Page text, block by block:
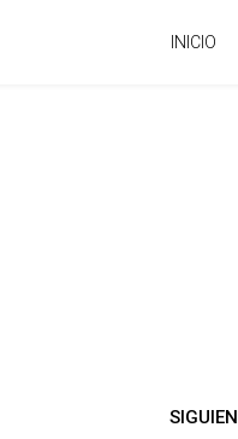
INICIO